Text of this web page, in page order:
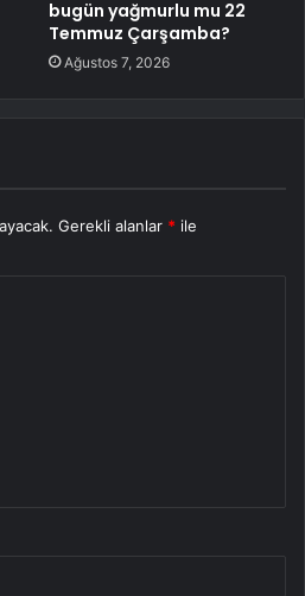
bugün yağmurlu mu 22
Temmuz Çarşamba?
Ağustos 7, 2026
Gerekli alanlar * ile